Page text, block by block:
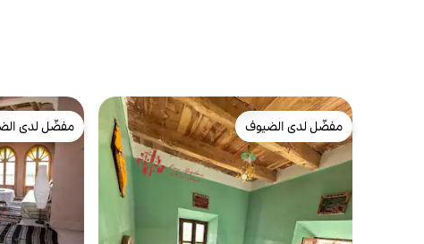
مفضّل لدى الضيوف
مفضّل لدى الضيوف
مفضّل لدى
مفضّل لدى